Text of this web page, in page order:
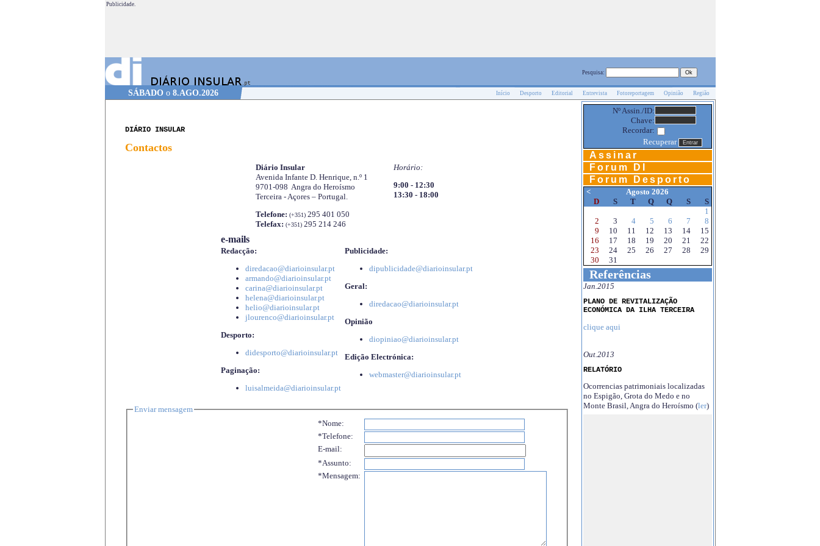
Publicidade.
Pesquisa:
SÁBADO o 8.AGO.2026 Início Desporto Editorial Entrevista Fotoreportagem Opinião Região
DIÁRIO INSULAR
Contactos
Diário Insular
Avenida Infante D. Henrique, n.º 1
9701-098 Angra do Heroísmo
Terceira - Açores – Portugal.
Telefone: (+351)295 401 050
Telefax: (+351)295 214 246
Horário:
9:00 - 12:30
13:30 - 18:00
e-mails
Redacção:
diredacao@diarioinsular.pt
armando@diarioinsular.pt
carina@diarioinsular.pt
helena@diarioinsular.pt
helio@diarioinsular.pt
jlourenco@diarioinsular.pt
Desporto:
didesporto@diarioinsular.pt
Paginação:
luisalmeida@diarioinsular.pt
Publicidade:
dipublicidade@diarioinsular.pt
Geral:
diredacao@diarioinsular.pt
Opinião
diopiniao@diarioinsular.pt
Edição Electrónica:
webmaster@diarioinsular.pt
Enviar mensagem
*Nome:
*Telefone:
E-mail:
*Assunto:
*Mensagem:
Nº Assin./ID:
Chave:
Recordar:
Recuperar
Assinar
Forum DI
Forum Desporto
<
Agosto 2026
D
S T Q Q S
S
1
2
3 4 5 6 7
8
9
10 11 12 13 14
15
16
17 18 19 20 21
22
23
24 25 26 27 28
29
30
31
Referências
Jan.2015
PLANO DE REVITALIZAÇÃO
ECONÓMICA DA ILHA TERCEIRA
clique aqui
Out.2013
RELATÓRIO
Ocorrencias patrimoniais localizadas
no Espigão, Grota do Medo e no
Monte Brasil, Angra do Heroísmo (ler)